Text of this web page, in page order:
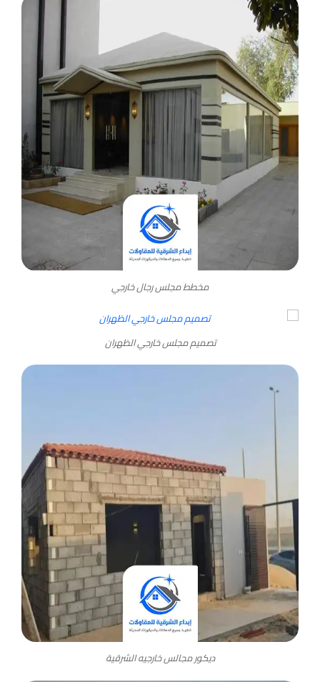
مخطط مجلس رجال خارجي
تصميم مجلس خارجي الظهران
ديكور مجالس خارجيه الشرقية